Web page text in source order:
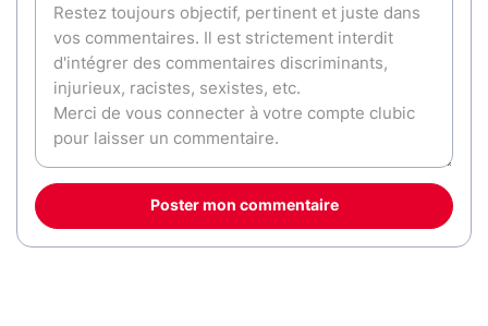
Poster mon commentaire